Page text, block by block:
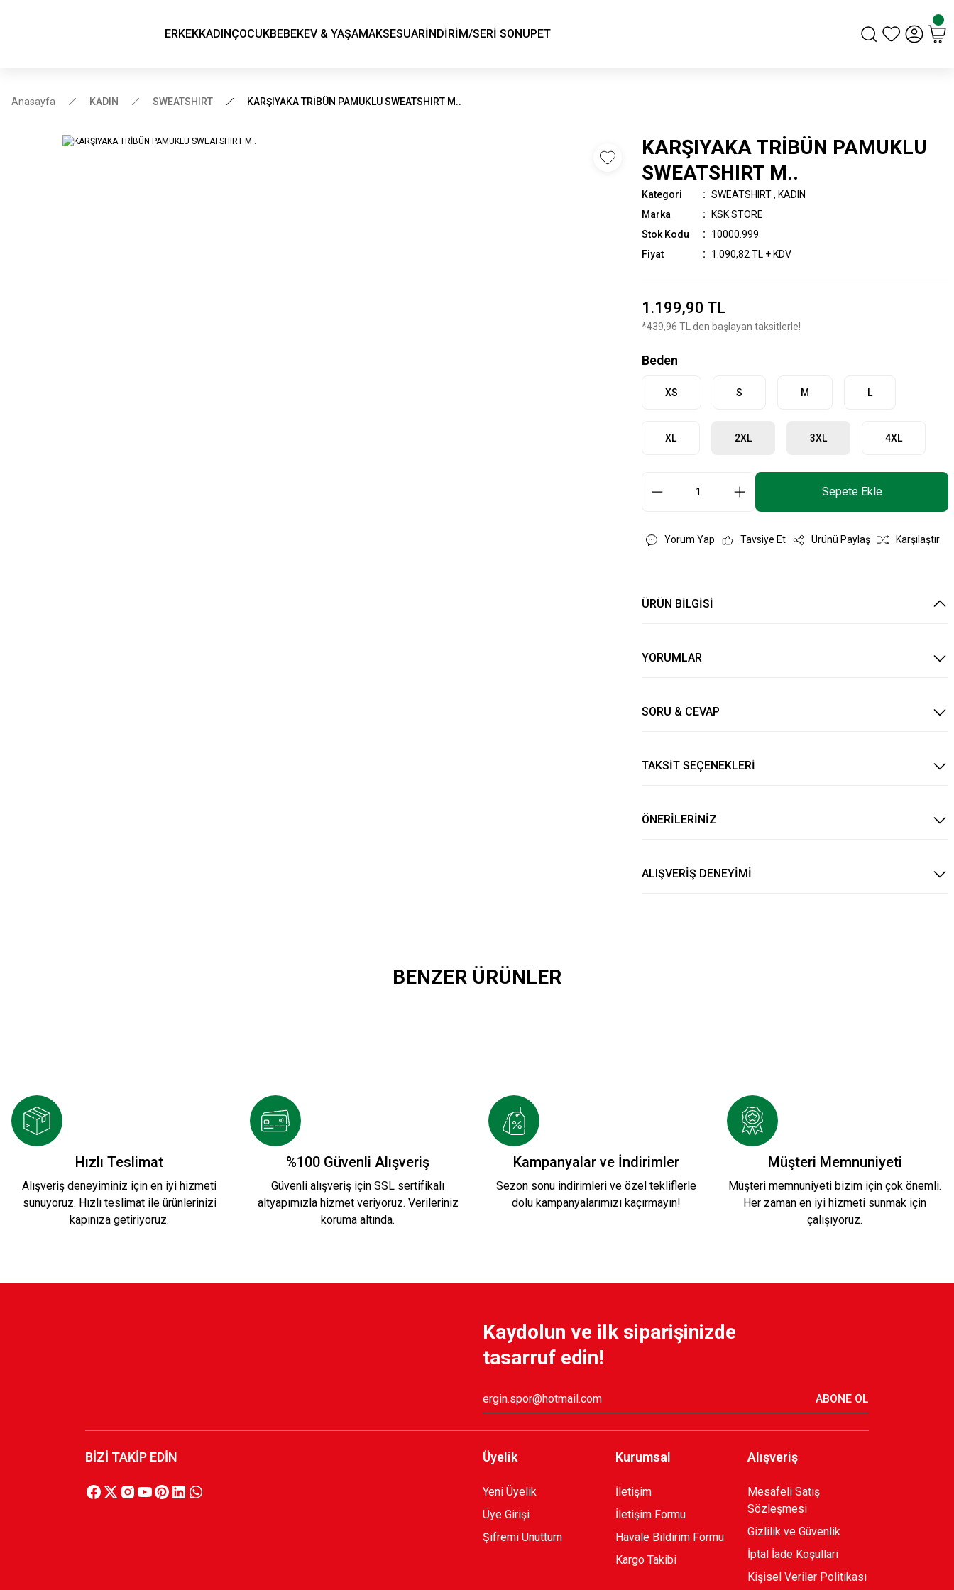
ERKEKKADINÇOCUKBEBEKEV & YAŞAMAKSESUARİNDİRİM/SERİ SONUPET
Anasayfa KADIN SWEATSHIRT KARŞIYAKA TRİBÜN PAMUKLU SWEATSHIRT M..
KARŞIYAKA TRİBÜN PAMUKLU
SWEATSHIRT M..
Kategori SWEATSHIRT , KADIN
Marka
KSK STORE
Stok Kodu
10000.999
Fiyat
1.090,82 TL + KDV
1.199,90 TL
*439,96 TL den başlayan taksitlerle!
Beden
XS S M L
XL 2XL 3XL 4XL
Sepete Ekle
Yorum Yap Tavsiye Et Ürünü Paylaş Karşılaştır
ÜRÜN BİLGİSİ
YORUMLAR
SORU & CEVAP
TAKSİT SEÇENEKLERİ
ÖNERİLERİNİZ
ALIŞVERİŞ DENEYİMİ
BENZER ÜRÜNLER
3.500,00 TL 2.599,90 TL
HUMMEL LİNE ZİP JACKET K.
2.599,90 TL
KARŞIYAKA YENİ SEZON TERMAL SWEATSHİRT S.
1.749,90 TL
1.749,90 TL
HUMMEL LINE ZIP JACKET S.
2.599,90 TL
KSK ARMA 1912 T-SHIRT
800,00 TL
Hızlı Teslimat
Alışveriş deneyiminiz için en iyi hizmeti
sunuyoruz. Hızlı teslimat ile ürünlerinizi
kapınıza getiriyoruz.
%100 Güvenli Alışveriş
Güvenli alışveriş için SSL sertifikalı
altyapımızla hizmet veriyoruz. Verileriniz
koruma altında.
Kampanyalar ve İndirimler
Sezon sonu indirimleri ve özel tekliflerle
dolu kampanyalarımızı kaçırmayın!
Müşteri Memnuniyeti
Müşteri memnuniyeti bizim için çok önemli.
Her zaman en iyi hizmeti sunmak için
çalışıyoruz.
Kaydolun ve ilk siparişinizde
tasarruf edin!
ABONE OL
BİZİ TAKİP EDİN Üyelik
Yeni Üyelik
Üye Girişi
Şifremi Unuttum
Kurumsal
İletişim
İletişim Formu
Havale Bildirim Formu
Kargo Takibi
Alışveriş
Mesafeli Satış
Sözleşmesi
Gizlilik ve Güvenlik
İptal İade Koşullari
Kişisel Veriler Politikası